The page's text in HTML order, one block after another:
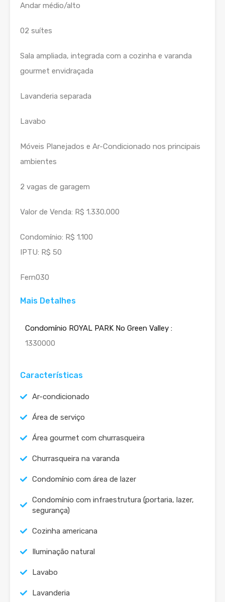
Andar médio/alto
02 suítes
Sala ampliada, integrada com a cozinha e varanda
gourmet envidraçada
Lavanderia separada
Lavabo
Móveis Planejados e Ar-Condicionado nos principais
ambientes
2 vagas de garagem
Valor de Venda: R$ 1.330.000
Condomínio: R$ 1.100
IPTU: R$ 50
Fern030
Mais Detalhes
Condomínio ROYAL PARK No Green Valley :
1330000
Características
Ar-condicionado
Área de serviço
Área gourmet com churrasqueira
Churrasqueira na varanda
Condomínio com área de lazer
Condomínio com infraestrutura (portaria, lazer,
segurança)
Cozinha americana
Iluminação natural
Lavabo
Lavanderia